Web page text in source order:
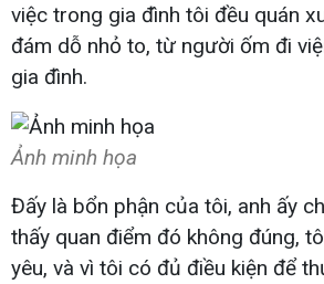
việc trong gia đình tôi đều quán
đám dỗ nhỏ to, từ người ốm đi
gia đình.
Ảnh minh họa
Đấy là bổn phận của tôi, anh ấy
thấy quan điểm đó không đúng,
yêu, và vì tôi có đủ điều kiện để